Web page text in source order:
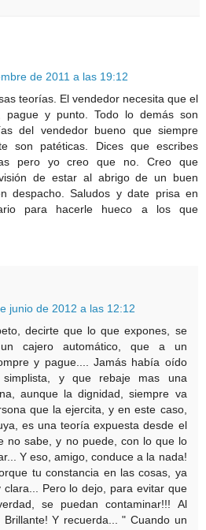
de 2011 a las 19:12
teorías. El vendedor necesita que el
pague y punto. Todo lo demás son
del vendedor bueno que siempre
son patéticas. Dices que escribes
pero yo creo que no. Creo que
de estar al abrigo de un buen
despacho. Saludos y date prisa en
para hacerle hueco a los que
junio de 2012 a las 12:12
decirte que lo que expones, se
cajero automático, que a un
y pague.... Jamás había oído
y que rebaje mas una
aunque la dignidad, siempre va
que la ejercita, y en este caso,
es una teoría expuesta desde el
no sabe, y no puede, con lo que lo
Y eso, amigo, conduce a la nada!
tu constancia en las cosas, ya
clara... Pero lo dejo, para evitar que
se puedan contaminar!!! Al
Brillante! Y recuerda... " Cuando un